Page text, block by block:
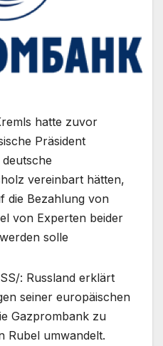
hatte zuvor
Präsident
vereinbart hätten,
die Bezahlung von
von Experten beider
solle
: Russland erklärt
seiner europäischen
Gazprombank zu
Rubel umwandelt.